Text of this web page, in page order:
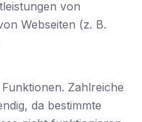
von
Webseiten (z. B.
Zahlreiche
da bestimmte